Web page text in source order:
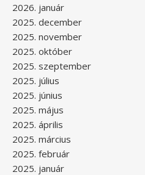
2026. január
2025. december
2025. november
2025. október
2025. szeptember
2025. július
2025. június
2025. május
2025. április
2025. március
2025. február
2025. január